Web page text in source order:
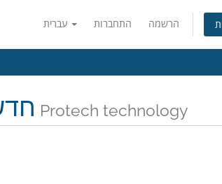
התחברות הרשמה
כל החדשות והעדכונים האחרונים של Protech technology